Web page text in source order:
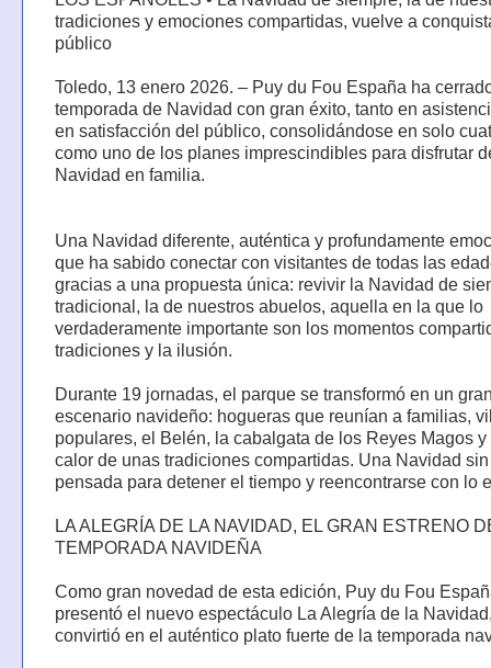
tradiciones y emociones compartidas, vuelve a
público
Toledo, 13 enero 2026. – Puy du Fou España ha
temporada de Navidad con gran éxito, tanto en
en satisfacción del público, consolidándose en solo
como uno de los planes imprescindibles para disfrutar
Navidad en familia.
Una Navidad diferente, auténtica y profundamente
que ha sabido conectar con visitantes de todas las
gracias a una propuesta única: revivir la Navidad de
tradicional, la de nuestros abuelos, aquella en la que lo
verdaderamente importante son los momentos
tradiciones y la ilusión.
Durante 19 jornadas, el parque se transformó en un
escenario navideño: hogueras que reunían a familias,
populares, el Belén, la cabalgata de los Reyes Magos y
calor de unas tradiciones compartidas. Una Navidad
pensada para detener el tiempo y reencontrarse con lo
LA ALEGRÍA DE LA NAVIDAD, EL GRAN ESTRENO
TEMPORADA NAVIDEÑA
Como gran novedad de esta edición, Puy du Fou
presentó el nuevo espectáculo La Alegría de la
convirtió en el auténtico plato fuerte de la temporada